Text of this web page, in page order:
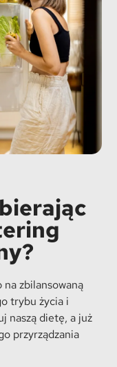
na zbilansowaną
trybu życia i
naszą dietę, a już
przyrządzania